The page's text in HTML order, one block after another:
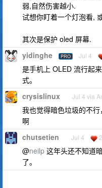
弱,自然伤害越小.
试想你盯着一个灯泡看,
其次是保护 oled 屏幕.
yidinghe PRO Jul 4
是手机上 OLED 流行起
式。
crysislinux Jul 4 via
我也觉得暗色垃圾的不
啊
chutsetien Jul 4
@neilp 这年头还不知道
了。